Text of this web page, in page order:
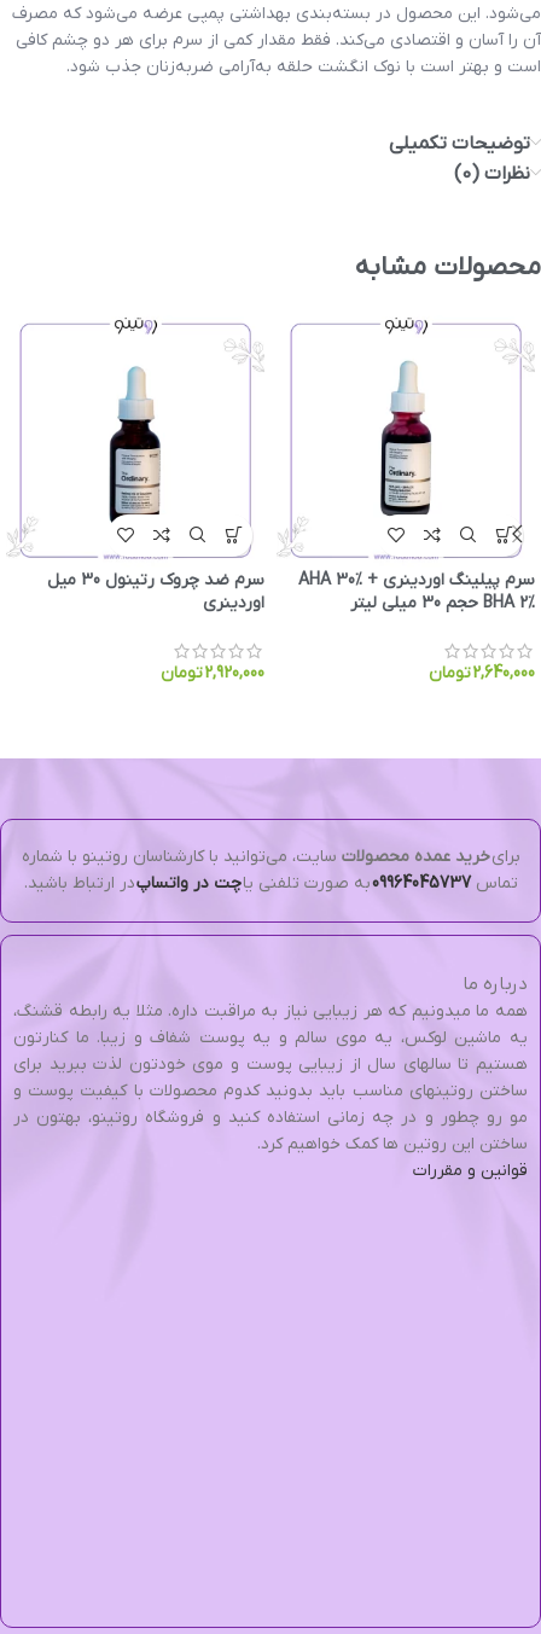
می‌شود. این محصول در بسته‌بندی بهداشتی پمپی عرضه می‌شود که مصرف
آن را آسان و اقتصادی می‌کند. فقط مقدار کمی از سرم برای هر دو چشم کافی
است و بهتر است با نوک انگشت حلقه به‌آرامی ضربه‌زنان جذب شود.
توضیحات تکمیلی
نظرات (0)
محصولات مشابه
سرم پیلینگ اوردینری AHA 30% +
BHA 2% حجم 30 میلی لیتر
2,640,000تومان
سرم ضد چروک رتینول 30 میل
اوردینری
2,920,000تومان
برایخرید عمده محصولات سایت، می‌توانید با کارشناسان روتینو با شماره
تماس09964045737به صورت تلفنی یاچت در واتساپدر ارتباط باشید.
درباره ما
همه ما میدونیم که هر زیبایی نیاز به مراقبت داره. مثلا یه رابطه قشنگ،
یه ماشین لوکس، یه موی سالم و یه پوست شفاف و زیبا. ما کنارتون
هستیم تا سالهای سال از زیبایی پوست و موی خودتون لذت ببرید برای
ساختن روتینهای مناسب باید بدونید کدوم محصولات با کیفیت پوست و
مو رو چطور و در چه زمانی استفاده کنید و فروشگاه روتینو، بهتون در
ساختن این روتین ها کمک خواهیم کرد.
قوانین و مقررات